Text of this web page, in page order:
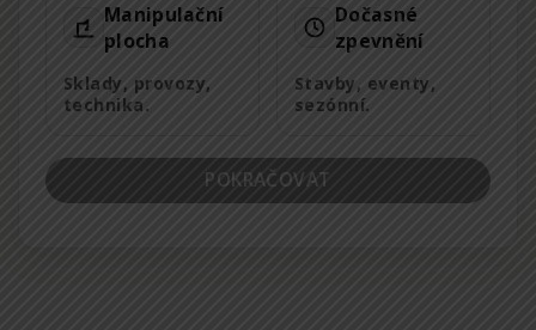
Manipulační
plocha
Sklady, provozy,
technika.
Dočasné
zpevnění
Stavby, eventy,
sezónní.
POKRAČOVAT